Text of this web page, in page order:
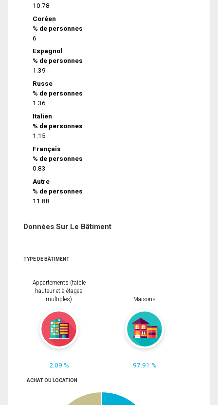
10.78
Coréen
% de personnes
6
Espagnol
% de personnes
1.39
Russe
% de personnes
1.36
Italien
% de personnes
1.15
Français
% de personnes
0.83
Autre
% de personnes
11.88
Données Sur Le Bâtiment
TYPE DE BÂTIMENT
Appartements (faible
hauteur et à étages
multiples)
2.09 %
Maisons
97.91 %
ACHAT OU LOCATION